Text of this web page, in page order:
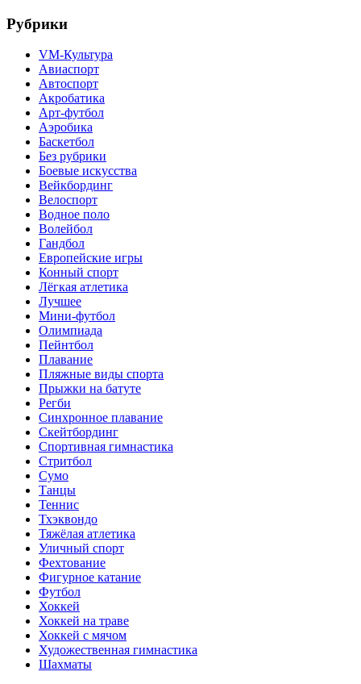
Рубрики
VM-Культура
Авиаспорт
Автоспорт
Акробатика
Арт-футбол
Аэробика
Баскетбол
Без рубрики
Боевые искусства
Вейкбординг
Велоспорт
Водное поло
Волейбол
Гандбол
Европейские игры
Конный спорт
Лёгкая атлетика
Лучшее
Мини-футбол
Олимпиада
Пейнтбол
Плавание
Пляжные виды спорта
Прыжки на батуте
Регби
Синхронное плавание
Скейтбординг
Спортивная гимнастика
Стритбол
Сумо
Танцы
Теннис
Тхэквондо
Тяжёлая атлетика
Уличный спорт
Фехтование
Фигурное катание
Футбол
Хоккей
Хоккей на траве
Хоккей с мячом
Художественная гимнастика
Шахматы